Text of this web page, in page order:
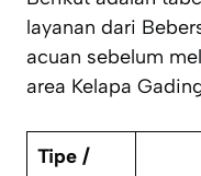
layanan dari
acuan sebelum
area Kelapa
Tipe /